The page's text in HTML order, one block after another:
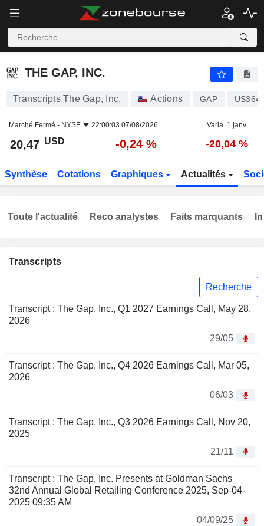
THE GAP, INC.
THE GAP, INC.
Transcripts The Gap, Inc. Actions GAP
Marché Fermé - NYSE 22:00:03 07/08/2026 Varia. 1 janv.
20,47 USD -0,24 % -20,04 %
Synthèse Cotations Graphiques Actualités
Transcripts
Recherche
Transcript : The Gap, Inc., Q1 2027 Earnings Call, May 28,
2026
29/05
Transcript : The Gap, Inc., Q4 2026 Earnings Call, Mar 05,
2026
06/03
Transcript : The Gap, Inc., Q3 2026 Earnings Call, Nov 20,
2025
21/11
Transcript : The Gap, Inc. Presents at Goldman Sachs
32nd Annual Global Retailing Conference 2025, Sep-04-
2025 09:35 AM
04/09/25
Toute l'actualité Reco analystes Faits marquants